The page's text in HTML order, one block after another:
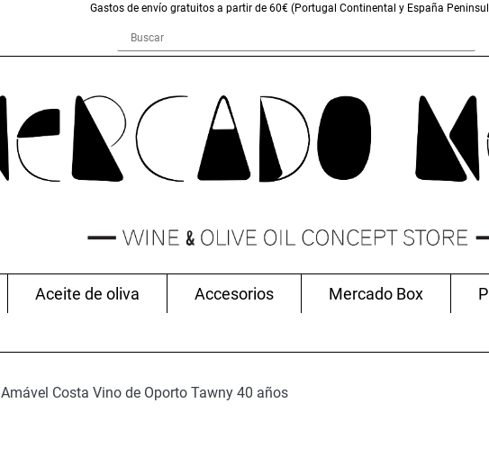
Gastos de envío gratuitos a partir de 60€ (Portugal Continental y España
Aceite de oliva Accesorios Mercado Box
Amável Costa Vino de Oporto Tawny 40 años